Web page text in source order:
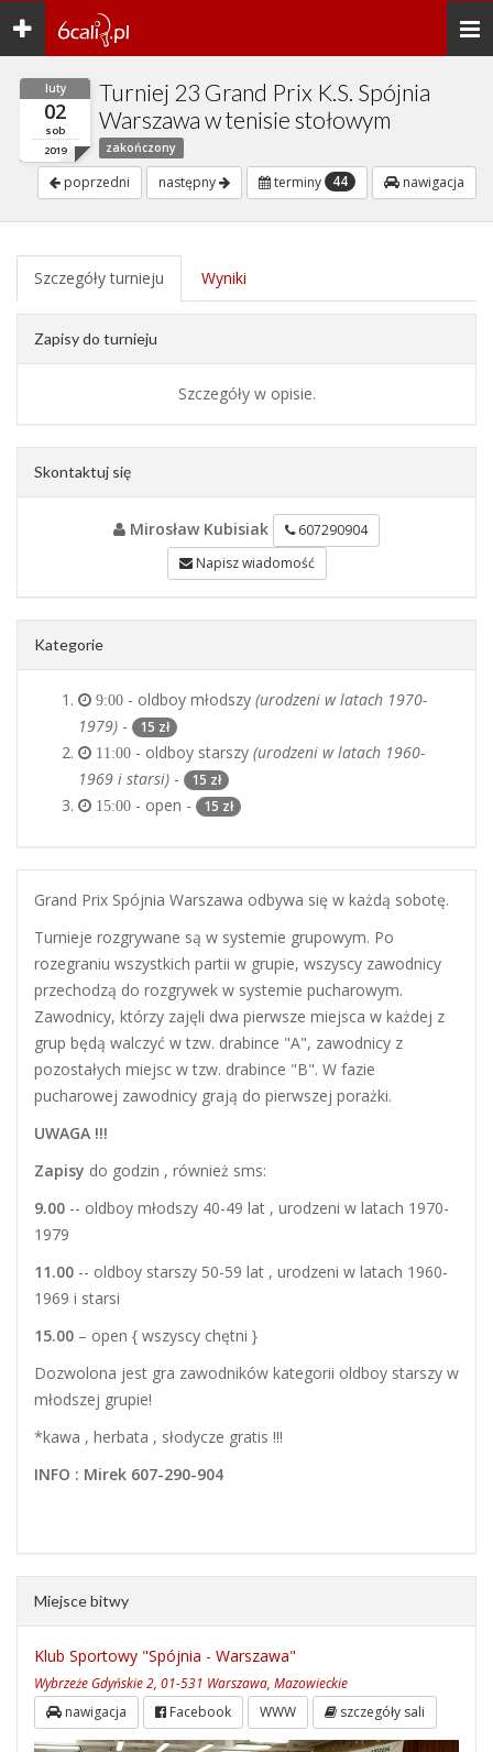
Toggle
navigation
luty
02
sob
2019
Turniej 23 Grand Prix K.S. Spójnia
Warszawa w tenisie stołowym
zakończony
poprzedni następny terminy 44 nawigacja
Szczegóły turnieju Wyniki
Zapisy do turnieju
Szczegóły w opisie.
Skontaktuj się
Mirosław Kubisiak
607290904
Napisz wiadomość
Kategorie
9:00 - oldboy młodszy (urodzeni w latach 1970-
1979) - 15 zł
11:00 - oldboy starszy (urodzeni w latach 1960-
1969 i starsi) - 15 zł
15:00 - open - 15 zł
Grand Prix Spójnia Warszawa odbywa się w każdą sobotę.
Turnieje rozgrywane są w systemie grupowym. Po
rozegraniu wszystkich partii w grupie, wszyscy zawodnicy
przechodzą do rozgrywek w systemie pucharowym.
Zawodnicy, którzy zajęli dwa pierwsze miejsca w każdej z
grup będą walczyć w tzw. drabince "A", zawodnicy z
pozostałych miejsc w tzw. drabince "B". W fazie
pucharowej zawodnicy grają do pierwszej porażki.
UWAGA !!!
Zapisy do godzin , również sms:
9.00 -- oldboy młodszy 40-49 lat , urodzeni w latach 1970-
1979
11.00 -- oldboy starszy 50-59 lat , urodzeni w latach 1960-
1969 i starsi
15.00 – open { wszyscy chętni }
Dozwolona jest gra zawodników kategorii oldboy starszy w
młodszej grupie!
*kawa , herbata , słodycze gratis !!!
INFO : Mirek 607-290-904
Miejsce bitwy
Klub Sportowy "Spójnia - Warszawa"
Wybrzeże Gdyńskie 2, 01-531 Warszawa, Mazowieckie
nawigacja Facebook WWW szczegóły sali